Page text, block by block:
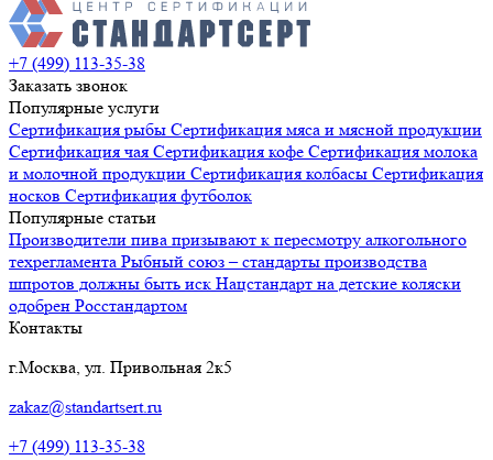
+7 (499) 113-35-38
Заказать звонок
Популярные услуги
Сертификация рыбы Сертификация мяса и мясной продукции
Сертификация чая Сертификация кофе Сертификация молока
и молочной продукции Сертификация колбасы Сертификация
носков Сертификация футболок
Популярные статьи
Производители пива призывают к пересмотру алкогольного
техрегламента Рыбный союз – стандарты производства
шпротов должны быть иск Нацстандарт на детские коляски
одобрен Росстандартом
Контакты
г.Москва, ул. Привольная 2к5
zakaz@standartsert.ru
+7 (499) 113-35-38